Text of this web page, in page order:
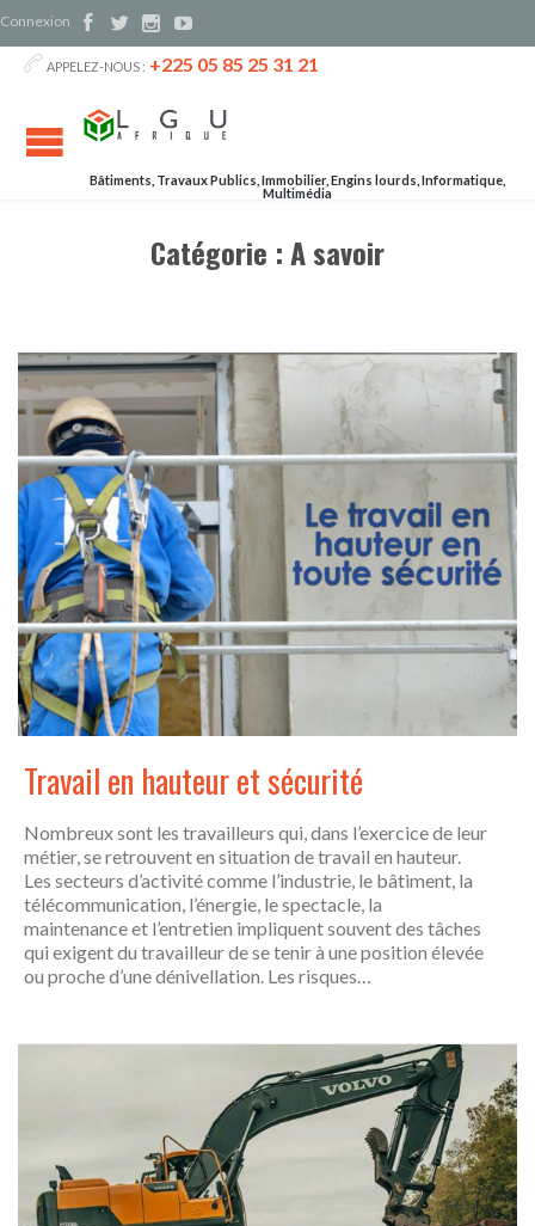
Connexion    
 APPELEZ-NOUS : +225 05 85 25 31 21
Bâtiments, Travaux Publics, Immobilier, Engins lourds, Informatique,
Multimédia
Catégorie :A savoir
Travail en hauteur et sécurité
Nombreux sont les travailleurs qui, dans l’exercice de leur
métier, se retrouvent en situation de travail en hauteur.
Les secteurs d’activité comme l’industrie, le bâtiment, la
télécommunication, l’énergie, le spectacle, la
maintenance et l’entretien impliquent souvent des tâches
qui exigent du travailleur de se tenir à une position élevée
ou proche d’une dénivellation. Les risques…